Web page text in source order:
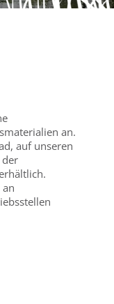
an.
auf unseren
der